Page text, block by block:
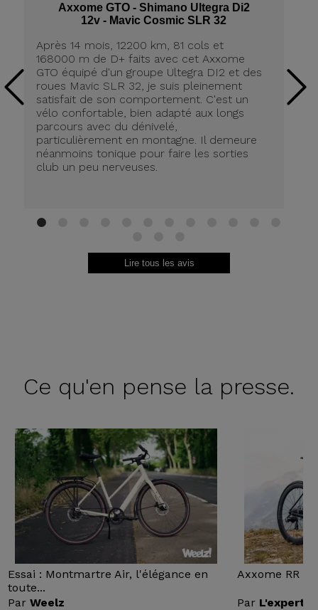
Axxome GTO - Shimano Ultegra Di2
12v - Mavic Cosmic SLR 32
Après 14 mois, 12200 km, 81 cols et
168000 m de D+ faits avec cet Axxome
GTO équipé d'un groupe Ultegra DI2 et des
roues Mavic SLR 32, je suis pleinement
satisfait de son comportement. C'est un
vélo confortable, bien adapté aux longs
parcours avec du dénivelé,
particulièrement en montagne. Il demeure
néanmoins tonique pour faire les sorties
club un peu nerveuses.
1
Lire tous les avis
Ce qu'en pense la presse.
Essai : Montmartre Air, l'élégance en
toute...
ParWeelz
Axxome RR :
Par L'expert